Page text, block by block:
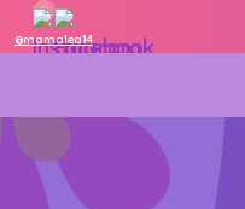
@mamalea14
Zum
springen